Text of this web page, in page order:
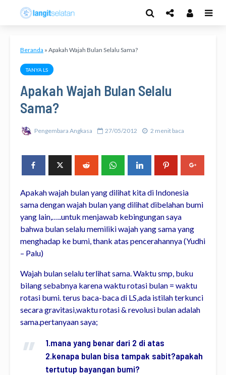
Beranda » Apakah Wajah Bulan Selalu Sama?
TANYA LS
Apakah Wajah Bulan Selalu
Sama?
Pengembara Angkasa 27/05/2012 2 menit baca
Apakah wajah bulan yang dilihat kita di Indonesia
sama dengan wajah bulan yang dilihat dibelahan bumi
yang lain,…..untuk menjawab kebingungan saya
bahwa bulan selalu memiliki wajah yang sama yang
menghadap ke bumi, thank atas pencerahannya(Yudhi
– Palu)
Wajah bulan selalu terlihat sama. Waktu smp, buku
bilang sebabnya karena waktu rotasi bulan = waktu
rotasi bumi. terus baca-baca di LS,ada istilah terkunci
secara gravitasi,waktu rotasi & revolusi bulan adalah
sama.pertanyaan saya;
1.mana yang benar dari 2 di atas
2.kenapa bulan bisa tampak sabit?apakah
tertutup bayangan bumi?